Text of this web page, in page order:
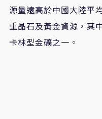
源量遠高於中國大陸平
重晶石及黃金資源，其
卡林型金礦之一。